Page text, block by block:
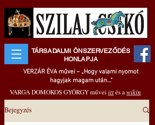
TÁRSADALMI ÖNSZERVEZŐDÉS
HONLAPJA
VERZÁR ÉVA művei – „Hogy valami nyomot
hagyjak magam után..."
VARGA DOMOKOS GYÖRGY művei ittés awikin
Bejegyzés